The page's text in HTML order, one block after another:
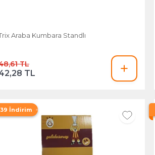
Araba Kumbara Standlı
TL
TL
İndirim